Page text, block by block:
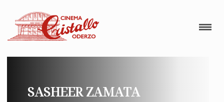
SASHEER ZAMATA